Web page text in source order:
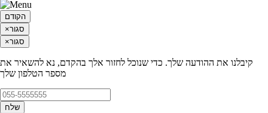
הקודם
×סגור
×סגור
קיבלנו את ההודעה שלך. כדי שנוכל לחזור אלך בהקדם, נא להשאיר את
מספר הטלפון שלך
שלח